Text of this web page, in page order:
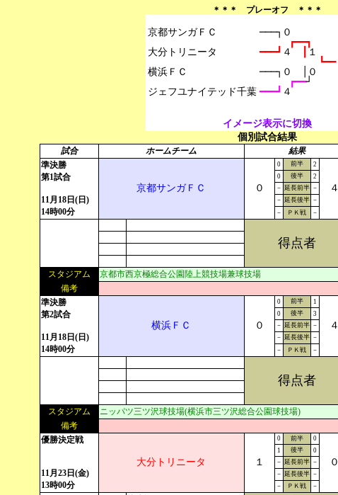
＊＊＊ プレーオフ ＊＊＊
京都サンガＦＣ
大分トリニータ
横浜ＦＣ
───┐０
┏━━┓
━━━┛ ４
１
┗━━
───┐０　│０
┏━━┘
━━━┛ ４
イメージ表示に切換
個別試合結果
試合 ホームチーム 結果
準決勝
第1試合
11月18日(日)
14時00分
京都サンガＦＣ ０
0 前半 2
４
0 後半
2
－ 延長前半 －
－ 延長後半 －
－
ＰＫ戦 －
得点者
スタジアム 京都市西京極総合公園陸上競技場兼球技場
備考
準決勝
第2試合
11月18日(日)
14時00分
横浜ＦＣ ０
0 前半 1
４
0 後半
3
－ 延長前半 －
－ 延長後半 －
－
ＰＫ戦 －
得点者
スタジアム ニッパツ三ツ沢球技場(横浜市三ツ沢総合公園球技場)
備考
優勝決定戦
11月23日(金)
13時00分
大分トリニータ １
0 前半 0
０
1 後半
0
－ 延長前半 －
－ 延長後半 －
－
ＰＫ戦 －